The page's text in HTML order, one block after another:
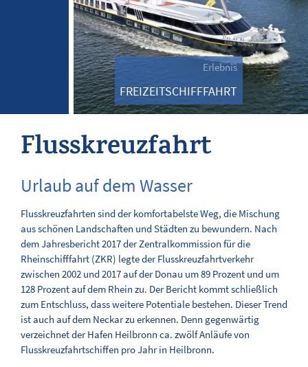
ERLEBNIS
FREIZEITSCHIFFFAHRT
Flusskreuzfahrt
Personenschifffahrt
Tagesliegeplätze
Liegeplätze für Sportboote
FREIZEIT AM HAFEN
SERVICE
KONTAKT
Erlebnis
FREIZEITSCHIFFFAHRT
Flusskreuzfahrt
Urlaub auf dem Wasser
Flusskreuzfahrten sind der komfortabelste Weg, die Mischung
aus schönen Landschaften und Städten zu bewundern. Nach
dem Jahresbericht 2017 der Zentralkommission für die
Rheinschifffahrt (ZKR) legte der Flusskreuzfahrtverkehr
zwischen 2002 und 2017 auf der Donau um 89 Prozent und um
128 Prozent auf dem Rhein zu. Der Bericht kommt schließlich
zum Entschluss, dass weitere Potentiale bestehen. Dieser Trend
ist auch auf dem Neckar zu erkennen. Denn gegenwärtig
verzeichnet der Hafen Heilbronn ca. zwölf Anläufe von
Flusskreuzfahrtschiffen pro Jahr in Heilbronn.